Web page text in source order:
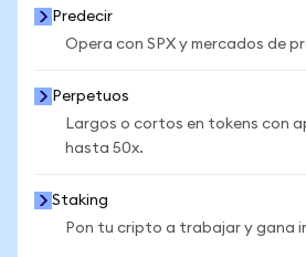
Predecir
Opera con SPX y mercados de
Perpetuos
Largos o cortos en tokens con
hasta 50x.
Staking
Pon tu cripto a trabajar y gana